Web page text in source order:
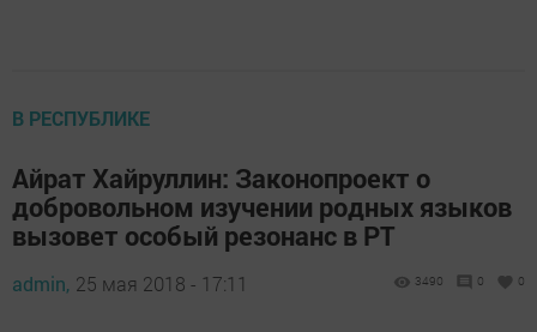
В РЕСПУБЛИКЕ
Айрат Хайруллин: Законопроект о
добровольном изучении родных языков
вызовет особый резонанс в РТ
admin, 25 мая 2018 - 17:11 3490 0 0